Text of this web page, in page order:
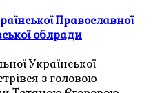
Православної
облради
Української
з головою